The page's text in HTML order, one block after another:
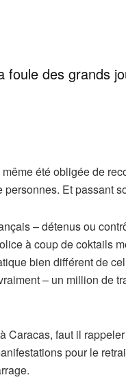
des grands
été obligée de
Et passant
– détenus ou
à coup de coktails
bien différent de
– un million de
Caracas, faut il
pour le